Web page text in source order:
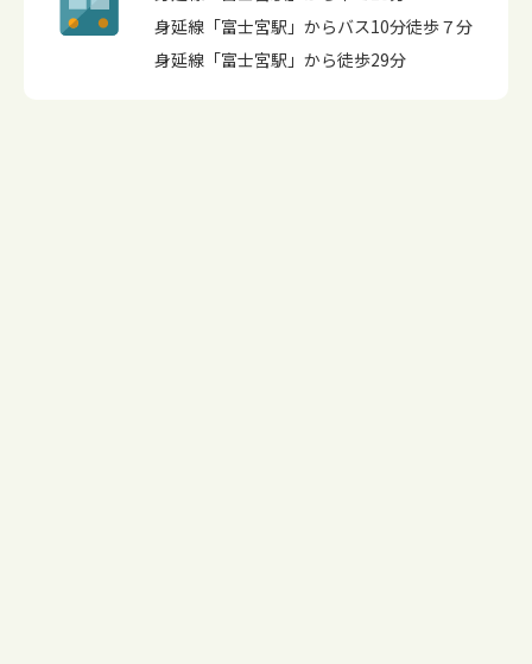
身延線「富士宮駅」からバス10分徒歩７分
身延線「富士宮駅」から徒歩29分